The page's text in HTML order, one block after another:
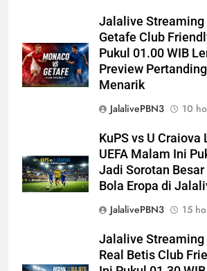
Jalalive Streaming
Getafe Club
Pukul 01.00 WIB
Preview
Menarik
JalalivePBN3
10
KuPS vs U Craiova
UEFA Malam Ini
Jadi Sorotan
Bola Eropa di
JalalivePBN3
15
Jalalive Streaming
Real Betis Club